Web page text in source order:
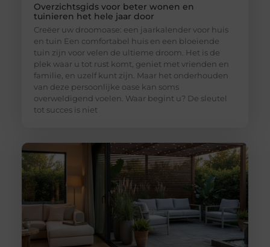
Overzichtsgids voor beter wonen en
tuinieren het hele jaar door
Creëer uw droomoase: een jaarkalender voor huis
en tuin Een comfortabel huis en een bloeiende
tuin zijn voor velen de ultieme droom. Het is de
plek waar u tot rust komt, geniet met vrienden en
familie, en uzelf kunt zijn. Maar het onderhouden
van deze persoonlijke oase kan soms
overweldigend voelen. Waar begint u? De sleutel
tot succes is niet